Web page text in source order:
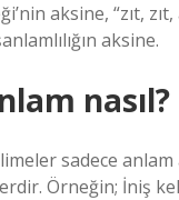
aksine, “zıt, zıt,
aksine.
nasıl?
sadece anlam
Örneğin; İniş